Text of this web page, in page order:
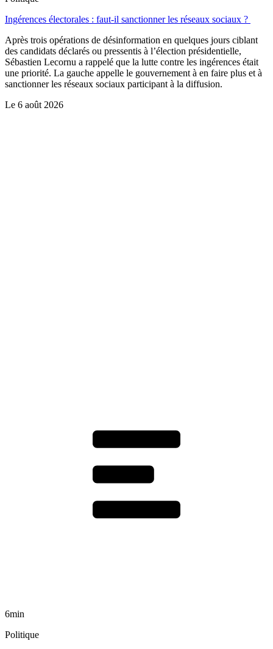
Ingérences électorales : faut-il sanctionner les réseaux sociaux ?
Après trois opérations de désinformation en quelques jours ciblant
des candidats déclarés ou pressentis à l’élection présidentielle,
Sébastien Lecornu a rappelé que la lutte contre les ingérences était
une priorité. La gauche appelle le gouvernement à en faire plus et à
sanctionner les réseaux sociaux participant à la diffusion.
Le 6 août 2026
6min
Politique